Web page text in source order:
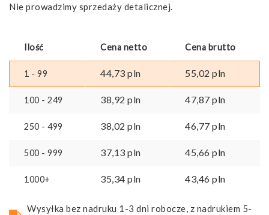
Nie prowadzimy sprzedaży detalicznej.
Ilość Cena netto Cena brutto
1 - 99 44,73 pln 55,02 pln
100 - 249 38,92 pln 47,87 pln
250 - 499 38,02 pln 46,77 pln
500 - 999 37,13 pln 45,66 pln
1000+ 35,34 pln 43,46 pln
Wysyłka bez nadruku 1-3 dni robocze, z nadrukiem 5-